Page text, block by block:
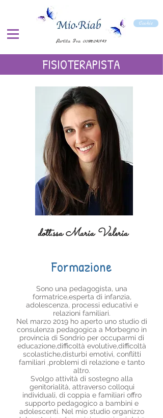
P.artita Iva 00976240143
Cookie
FISIOTERAPISTA
dott.ssa Maria Valeria
Formazione
Sono una pedagogista, una
formatrice,esperta di infanzia,
adolescenza, processi educativi e
relazioni familiari.
Nel marzo 2019 ho aperto uno studio di
consulenza pedagogica a Morbegno in
provincia di Sondrio per occuparmi di
educazione,difficoltà evolutive,difficoltà
scolastiche,disturbi emotivi, conflitti
familiari ,problemi di relazione e tanto
altro.
Svolgo attività di sostegno alla
genitorialità, attraverso colloqui
individuali, di coppia e familiari offro
supporto pedagogico a bambini e
adolescenti. Nel mio studio organizzo